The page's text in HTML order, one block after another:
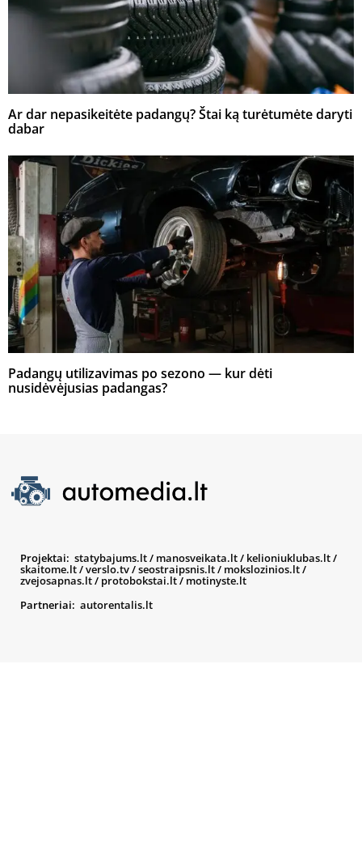
Ar dar nepasikeitėte padangų? Štai ką turėtumėte daryti
dabar
Padangų utilizavimas po sezono — kur dėti
nusidėvėjusias padangas?
Projektai: statybajums.lt/ manosveikata.lt/ kelioniuklubas.lt/
skaitome.lt/verslo.tv/seostraipsnis.lt/ mokslozinios.lt/
zvejosapnas.lt/ protobokstai.lt/ motinyste.lt
Partneriai: autorentalis.lt